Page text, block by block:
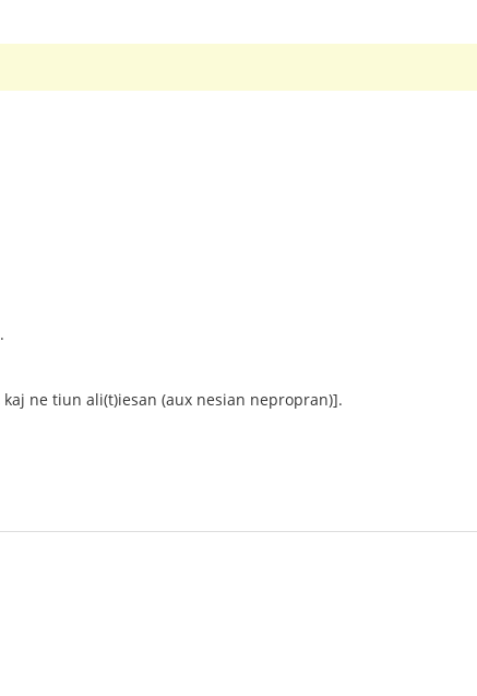
ne tiun ali(t)iesan (aux nesian nepropran)].